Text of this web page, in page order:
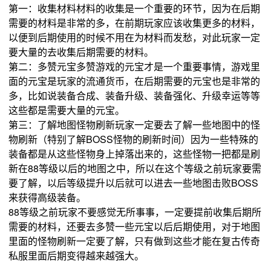
第一：收集材料材料的收集是一个重要的环节，因为在后期
需要的材料是非常的多，在前期玩家应该收集更多的材料，
以便到后期使用的时候不用在为材料而发愁，对此玩家一定
要大量的去收集后期需要的材料。
第二：多赞元宝多赞游戏的元宝才是一个重要事情，游戏里
面的元宝是玩家的流通货币，在后期需要的元宝也是非常的
多，比如说装备合成、装备升级、装备强化、升级幸运等等
这些都是需要大量的元宝。
第三：了解地图怪物刷新玩家一定要去了解一些地图中的怪
物刷新（特别了解BOSS怪物的刷新时间）因为一些特殊的
装备都是从这些怪物身上掉落出来的，这些怪物一把都是刷
新在88等级以后的地图之中，所以在这个等级之前玩家要需
要了解，以后等级提升以后就可以进去一些地图击败BOSS
来获得高级装备。
88等级之前玩家不要感觉无所事事，一定要提前收集后期所
需要的材料，还要去多赞一些元宝以后后期使用，对于地图
里面的怪物刷新一定要了解，只有做到这些才能在复古传奇
私服里面后期变得越来越强大。